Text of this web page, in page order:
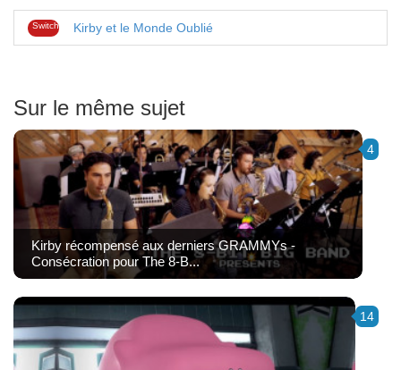
Switch Kirby et le Monde Oublié
Sur le même sujet
4
Kirby récompensé aux derniers GRAMMYs -
Consécration pour The 8-B...
14